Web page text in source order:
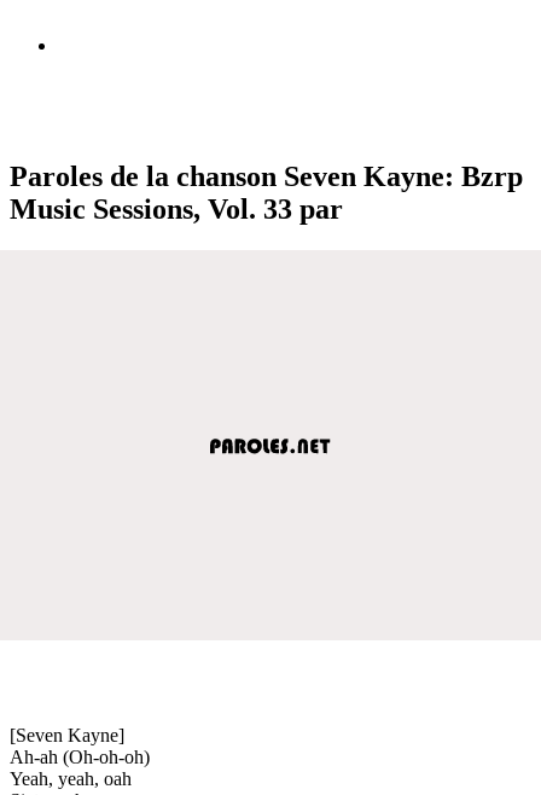
Paroles de la chanson Seven Kayne: Bzrp
Music Sessions, Vol. 33 par
[Seven Kayne]
Ah-ah (Oh-oh-oh)
Yeah, yeah, oah